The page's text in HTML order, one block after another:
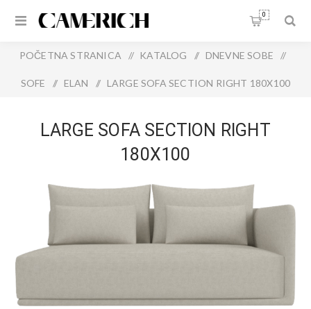
0
POČETNA STRANICA / KATALOG / DNEVNE SOBE /
SOFE / ELAN / LARGE SOFA SECTION RIGHT 180X100
LARGE SOFA SECTION RIGHT
180X100